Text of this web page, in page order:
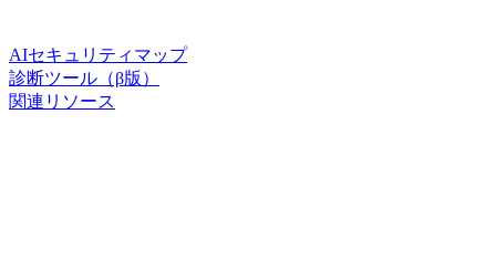
AIセキュリティマップ
診断ツール（β版）
関連リソース